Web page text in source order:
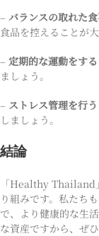
– バランスの取れた
食品を控えることが大
– 定期的な運動をする
ましょう。
– ストレス管理を行う
しましょう。
結論
「Healthy Thailand
り組みです。私たち
で、より健康的な生
な資産ですから、ぜ